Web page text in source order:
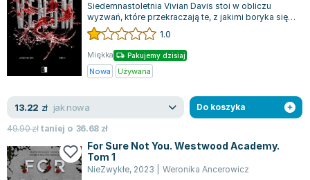
Siedemnastoletnia Vivian Davis stoi w obliczu
wyzwań, które przekraczają te, z jakimi boryka się
większość jej rówieśników. Niedaw...
1.0
Miękka Pakujemy dzisiaj
Nowa Używana
13.22 zł jak nowa
49.90złtaniej o 36.68 zł
Do koszyka
For Sure Not You. Westwood Academy.
Tom 1
NieZwykłe, 2023
Weronika Ancerowicz